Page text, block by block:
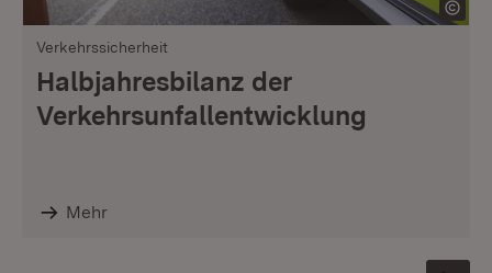
Verkehrssicherheit
Halbjahresbilanz der
Verkehrsunfallentwicklung
Mehr